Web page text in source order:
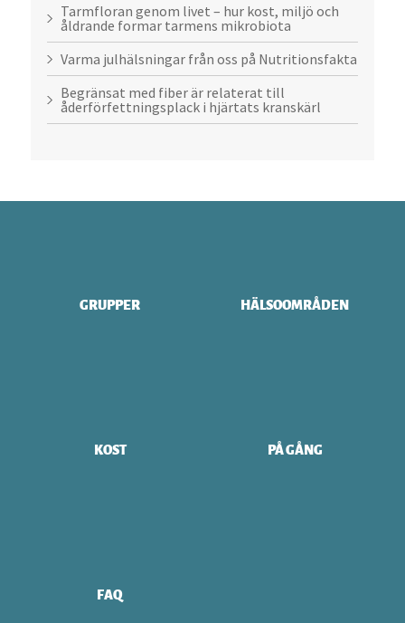
Tarmfloran genom livet – hur kost, miljö och
åldrande formar tarmens mikrobiota
Varma julhälsningar från oss på Nutritionsfakta
Begränsat med fiber är relaterat till
åderförfettningsplack i hjärtats kranskärl
GRUPPER HÄLSOOMRÅDEN
KOST PÅ GÅNG
FAQ